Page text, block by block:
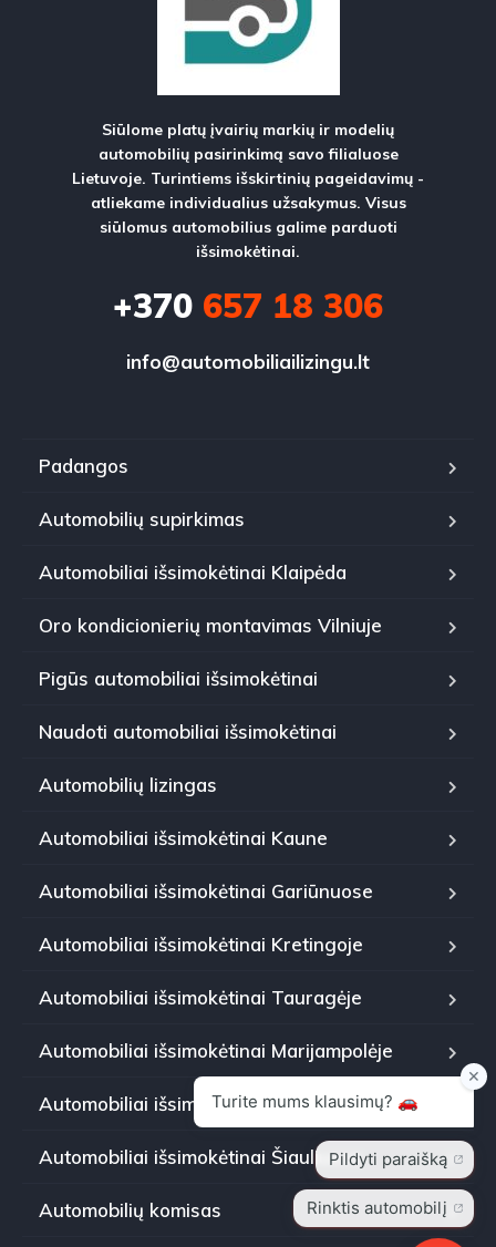
Siūlome platų įvairių markių ir modelių
automobilių pasirinkimą savo filialuose
Lietuvoje. Turintiems išskirtinių pageidavimų -
atliekame individualius užsakymus. Visus
siūlomus automobilius galime parduoti
išsimokėtinai.
+370 657 18 306
info@automobiliailizingu.lt
Padangos
Automobilių supirkimas
Automobiliai išsimokėtinai Klaipėda
Oro kondicionierių montavimas Vilniuje
Pigūs automobiliai išsimokėtinai
Naudoti automobiliai išsimokėtinai
Automobilių lizingas
Automobiliai išsimokėtinai Kaune
Automobiliai išsimokėtinai Gariūnuose
Automobiliai išsimokėtinai Kretingoje
Automobiliai išsimokėtinai Tauragėje
Automobiliai išsimokėtinai Marijampolėje
Automobiliai išsimokėtinai Panevėžyje
Automobiliai išsimokėtinai Šiauliuose
Automobilių komisas